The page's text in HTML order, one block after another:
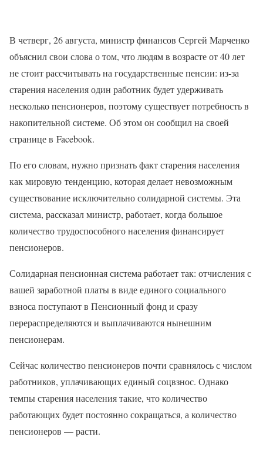
В четверг, 26 августа, министр финансов Сергей Марченко
объяснил свои слова о том, что людям в возрасте от 40 лет
не стоит рассчитывать на государственные пенсии: из-за
старения населения один работник будет удерживать
несколько пенсионеров, поэтому существует потребность в
накопительной системе. Об этом он сообщил на своей
странице в Facebook.
По его словам, нужно признать факт старения населения
как мировую тенденцию, которая делает невозможным
существование исключительно солидарной системы. Эта
система, рассказал министр, работает, когда большое
количество трудоспособного населения финансирует
пенсионеров.
Солидарная пенсионная система работает так: отчисления с
вашей заработной платы в виде единого социального
взноса поступают в Пенсионный фонд и сразу
перераспределяются и выплачиваются нынешним
пенсионерам.
Сейчас количество пенсионеров почти сравнялось с числом
работников, уплачивающих единый соцвзнос. Однако
темпы старения населения такие, что количество
работающих будет постоянно сокращаться, а количество
пенсионеров — расти.